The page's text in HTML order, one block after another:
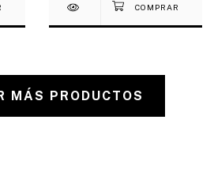
MÁS PRODUCTOS